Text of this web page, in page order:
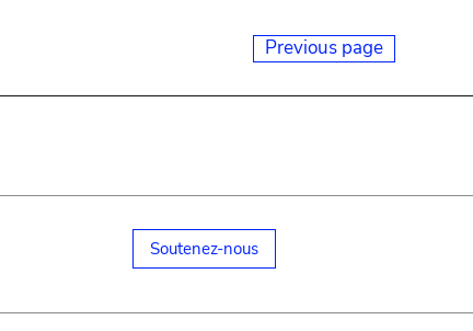
Previous page
Soutenez-nous